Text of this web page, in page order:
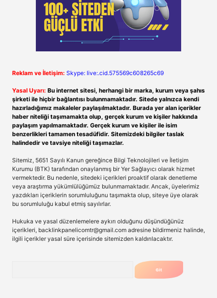
Reklam ve İletişim: Skype: live:.cid.575569c608265c69
Yasal Uyarı: Bu internet sitesi, herhangi bir marka, kurum veya şahıs
şirketi ile hiçbir bağlantısı bulunmamaktadır. Sitede yalnızca kendi
hazırladığımız makaleler paylaşılmaktadır. Burada yer alan içerikler
haber niteliği taşımamakta olup, gerçek kurum ve kişiler hakkında
paylaşım yapılmamaktadır. Gerçek kurum ve kişiler ile isim
benzerlikleri tamamen tesadüfidir. Sitemizdeki bilgiler taslak
halindedir ve tavsiye niteliği taşımazlar.
Sitemiz, 5651 Sayılı Kanun gereğince Bilgi Teknolojileri ve İletişim
Kurumu (BTK) tarafından onaylanmış bir Yer Sağlayıcı olarak hizmet
vermektedir. Bu nedenle, sitedeki içerikleri proaktif olarak denetleme
veya araştırma yükümlülüğümüz bulunmamaktadır. Ancak, üyelerimiz
yazdıkları içeriklerin sorumluluğunu taşımakta olup, siteye üye olarak
bu sorumluluğu kabul etmiş sayılırlar.
Hukuka ve yasal düzenlemelere aykırı olduğunu düşündüğünüz
içerikleri, backlinkpanelicomtr@gmail.com adresine bildirmeniz halinde,
ilgili içerikler yasal süre içerisinde sitemizden kaldırılacaktır.